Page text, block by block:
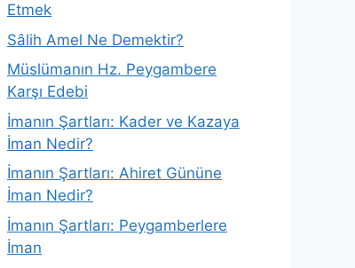
Etmek
Sâlih Amel Ne Demektir?
Müslümanın Hz. Peygambere
Karşı Edebi
İmanın Şartları: Kader ve Kazaya
İman Nedir?
İmanın Şartları: Ahiret Gününe
İman Nedir?
İmanın Şartları: Peygamberlere
İman